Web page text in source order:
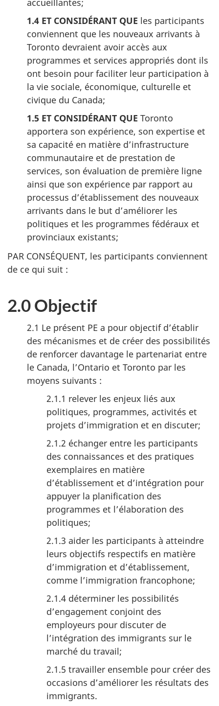
accueillantes;
1.4 ET CONSIDÉRANT QUE les participants
conviennent que les nouveaux arrivants à
Toronto devraient avoir accès aux
programmes et services appropriés dont ils
ont besoin pour faciliter leur participation à
la vie sociale, économique, culturelle et
civique du Canada;
1.5 ET CONSIDÉRANT QUE Toronto
apportera son expérience, son expertise et
sa capacité en matière d’infrastructure
communautaire et de prestation de
services, son évaluation de première ligne
ainsi que son expérience par rapport au
processus d’établissement des nouveaux
arrivants dans le but d’améliorer les
politiques et les programmes fédéraux et
provinciaux existants;
PAR CONSÉQUENT, les participants conviennent
de ce qui suit :
2.0 Objectif
2.1 Le présent PE a pour objectif d’établir
des mécanismes et de créer des possibilités
de renforcer davantage le partenariat entre
le Canada, l’Ontario et Toronto par les
moyens suivants :
2.1.1 relever les enjeux liés aux
politiques, programmes, activités et
projets d’immigration et en discuter;
2.1.2 échanger entre les participants
des connaissances et des pratiques
exemplaires en matière
d’établissement et d’intégration pour
appuyer la planification des
programmes et l’élaboration des
politiques;
2.1.3 aider les participants à atteindre
leurs objectifs respectifs en matière
d’immigration et d’établissement,
comme l’immigration francophone;
2.1.4 déterminer les possibilités
d’engagement conjoint des
employeurs pour discuter de
l’intégration des immigrants sur le
marché du travail;
2.1.5 travailler ensemble pour créer des
occasions d’améliorer les résultats des
immigrants.